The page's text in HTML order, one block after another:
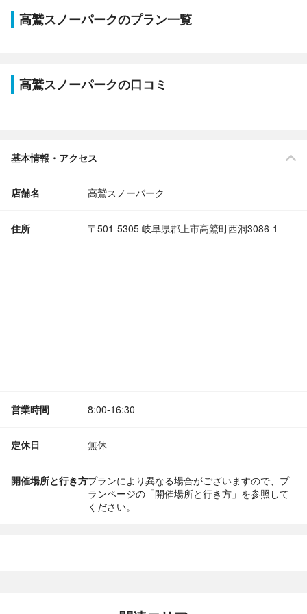
高鷲スノーパークのプラン一覧
高鷲スノーパークの口コミ
基本情報・アクセス
店舗名 高鷲スノーパーク
住所 〒501-5305 岐阜県郡上市高鷲町西洞3086-1
営業時間 8:00-16:30
定休日 無休
開催場所と行き方プランにより異なる場合がございますので、プ
ランページの「開催場所と行き方」を参照して
ください。